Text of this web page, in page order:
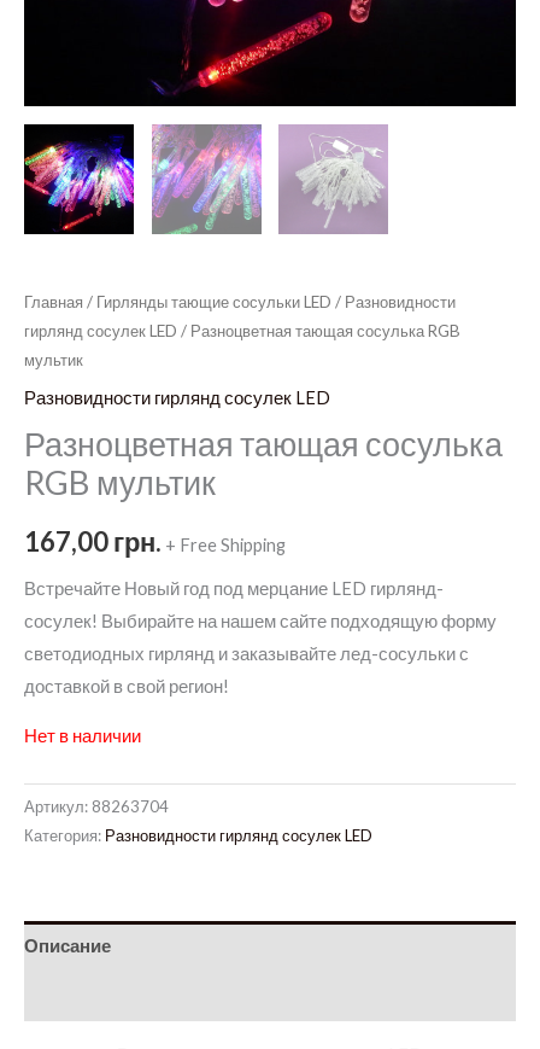
Главная / Гирлянды тающие сосульки LED / Разновидности
гирлянд сосулек LED / Разноцветная тающая сосулька RGB
мультик
Разновидности гирлянд сосулек LED
Разноцветная тающая сосулька
RGB мультик
167,00грн. + Free Shipping
Встречайте Новый год под мерцание LED гирлянд-
сосулек! Выбирайте на нашем сайте подходящую форму
светодиодных гирлянд и заказывайте лед-сосульки с
доставкой в свой регион!
Нет в наличии
Артикул: 88263704
Категория: Разновидности гирлянд сосулек LED
Описание